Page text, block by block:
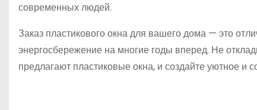
современных людей.
Заказ пластикового окна для вашего дома — это
энергосбережение на многие годы вперед. Не
предлагают пластиковые окна, и создайте уютное и